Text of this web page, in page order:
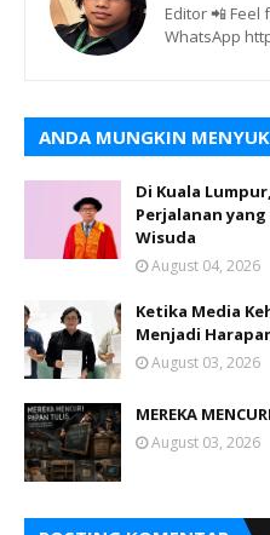
Editor 📲 Feel
WhatsApp
ANDA MUNGKIN
Di Kuala
Perjalanan
Wisuda
August 04, 2026
Ketika Media
Menjadi
August 03, 2026
MEREKA
August 03, 2026